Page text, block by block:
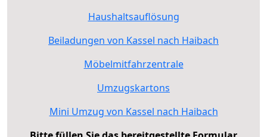
Haushaltsauflösung
Beiladungen von Kassel nach Haibach
Möbelmitfahrzentrale
Umzugskartons
Mini Umzug von Kassel nach Haibach